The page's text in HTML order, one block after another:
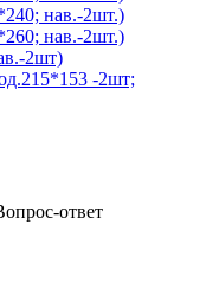
нав.-2шт.)
нав.-2шт.)
2шт)
-2шт;
ответ